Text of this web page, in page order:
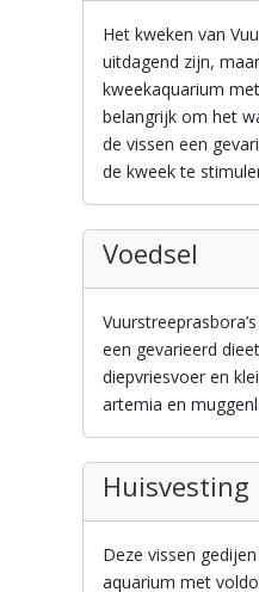
Het kweken van
uitdagend zijn,
kweekaquarium
belangrijk om het
de vissen een
de kweek te
Voedsel
een gevarieerd
diepvriesvoer en
artemia en
Huisvesting
Deze vissen
aquarium met